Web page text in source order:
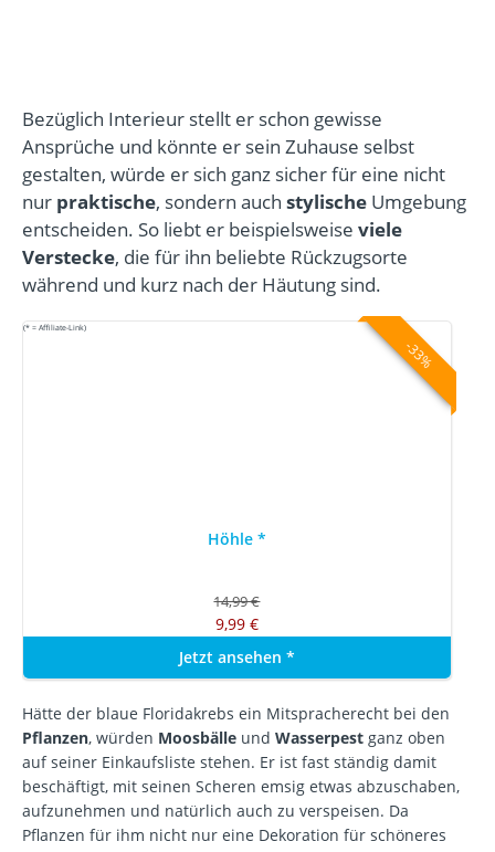
Bezüglich Interieur stellt er schon gewisse
Ansprüche und könnte er sein Zuhause selbst
gestalten, würde er sich ganz sicher für eine nicht
nur praktische, sondern auch stylische Umgebung
entscheiden. So liebt er beispielsweise viele
Verstecke, die für ihn beliebte Rückzugsorte
während und kurz nach der Häutung sind.
(* = Affiliate-Link)
-33%
Höhle *
14,99 €
9,99 €
Jetzt ansehen *
Hätte der blaue Floridakrebs ein Mitspracherecht bei den
Pflanzen, würden Moosbälle und Wasserpest ganz oben
auf seiner Einkaufsliste stehen. Er ist fast ständig damit
beschäftigt, mit seinen Scheren emsig etwas abzuschaben,
aufzunehmen und natürlich auch zu verspeisen. Da
Pflanzen für ihm nicht nur eine Dekoration für schöneres